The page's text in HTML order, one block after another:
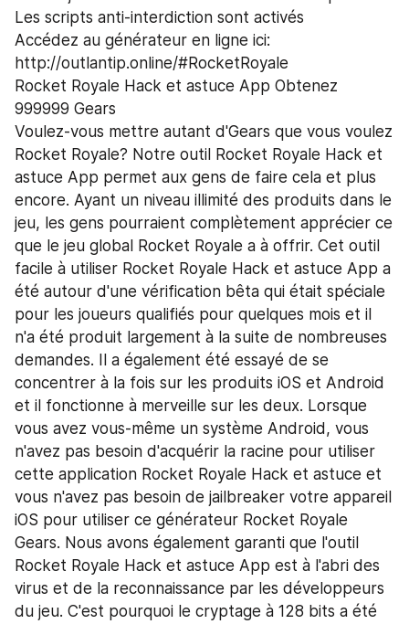
Les scripts anti-interdiction sont activés
Accédez au générateur en ligne ici:
http://outlantip.online/#RocketRoyale
Rocket Royale Hack et astuce App Obtenez
999999 Gears
Voulez-vous mettre autant d'Gears que vous voulez
Rocket Royale? Notre outil Rocket Royale Hack et
astuce App permet aux gens de faire cela et plus
encore. Ayant un niveau illimité des produits dans le
jeu, les gens pourraient complètement apprécier ce
que le jeu global Rocket Royale a à offrir. Cet outil
facile à utiliser Rocket Royale Hack et astuce App a
été autour d'une vérification bêta qui était spéciale
pour les joueurs qualifiés pour quelques mois et il
n'a été produit largement à la suite de nombreuses
demandes. Il a également été essayé de se
concentrer à la fois sur les produits iOS et Android
et il fonctionne à merveille sur les deux. Lorsque
vous avez vous-même un système Android, vous
n'avez pas besoin d'acquérir la racine pour utiliser
cette application Rocket Royale Hack et astuce et
vous n'avez pas besoin de jailbreaker votre appareil
iOS pour utiliser ce générateur Rocket Royale
Gears. Nous avons également garanti que l'outil
Rocket Royale Hack et astuce App est à l'abri des
virus et de la reconnaissance par les développeurs
du jeu. C'est pourquoi le cryptage à 128 bits a été